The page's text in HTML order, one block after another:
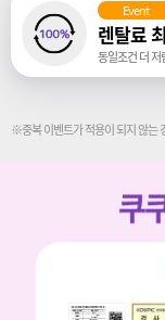
Event
렌탈료
동일조건 더 저
※중복 이벤트가 적용이 되지 않는